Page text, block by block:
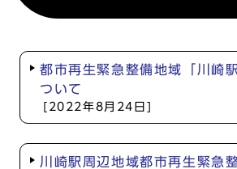
都市再生緊急整備地域「川崎
ついて
[2022年8月24日]
川崎駅周辺地域都市再生緊急